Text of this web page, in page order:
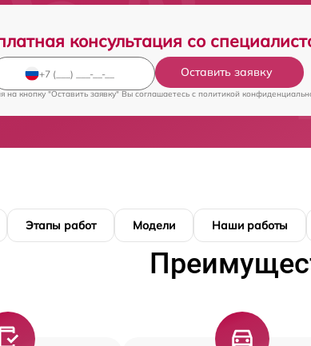
консультация со
Оставить заявку
на кнопку "Оставить заявку" Вы соглашаетесь c политикой
Этапы работ Модели Наши работы